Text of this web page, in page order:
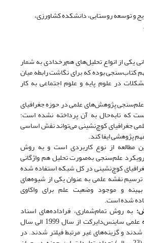
و توسعه روستایی، دانشکده کشاورزی،
یکی از انواع تحلیل‌های هم‌رخدادی به شمار
کتاب‌سنجی بوده که برای نگاشت رابطه میان
در علوم پایه و علوم اجتماعی به کار
علم‌‌سنجی پژوهش‌‌های علمی در حوزه جغرافیای
که تابه‌حال به آن پرداخته نشده است؛
جغرافیای کوچ‌نشینی می‌تواند نقش اساسی
پژوهشی ایفا ‌کند.
ﻣﻄﺎﻟﻌﻪ از ﻧﻮع ﮐﺎرﺑﺮدی اﺳﺖ و ﺑﻪ روش
علم‌سنجی به‌صورت تحلیل هم واژگانی
کوچ‌نشینی در کل شبکه استفاده شده
نقشه علمی به عنوان یکی از شیوه‌های
و موجود وضعیت علم برای واکاوی
شده است.
به روش تمام‌شماری، فراداده‌های اسناد
مرتبط موجود در پایگاه علمی ساینس‌دایرکت از سال 1999 الی سال
شدند و گزینه‌های غیر مرتبط فیلتر شدند. در